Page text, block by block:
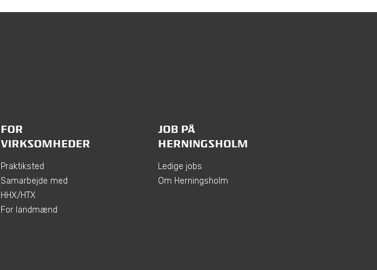
FOR
VIRKSOMHEDER
Praktiksted
Samarbejde med
HHX/HTX
For landmænd
JOB PÅ
HERNINGSHOLM
Ledige jobs
Om Herningsholm